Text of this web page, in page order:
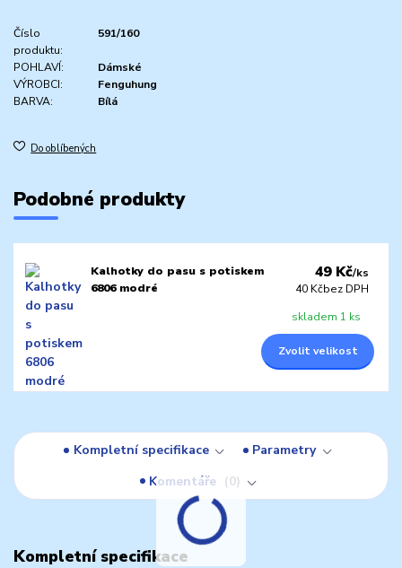
Číslo
produktu:
591/160
POHLAVÍ:
Dámské
VÝROBCI:
Fenguhung
BARVA:
Bílá
Do oblíbených
Podobné produkty
Kalhotky do pasu s potiskem
6806 modré
49 Kč/ks
40 Kčbez DPH
skladem 1 ks
Zvolit velikost
Kompletní specifikace
Parametry
Komentáře
0
Kompletní specifikace